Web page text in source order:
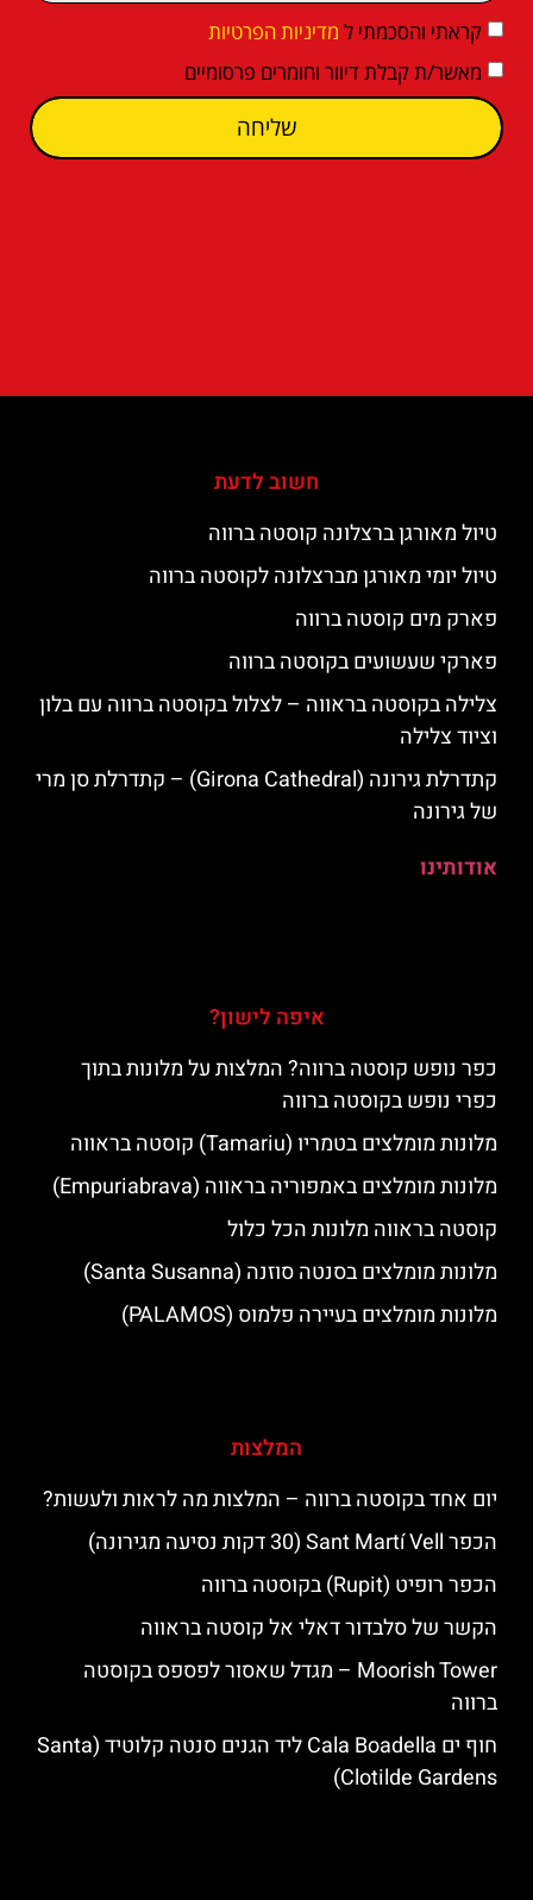
קראתי והסכמתי ל מדיניות הפרטיות
מאשר/ת קבלת דיוור וחומרים פרסומיים
שליחה
חשוב לדעת
טיול מאורגן ברצלונה קוסטה ברווה
טיול יומי מאורגן מברצלונה לקוסטה ברווה
פארק מים קוסטה ברווה
פארקי שעשועים בקוסטה ברווה
צלילה בקוסטה בראווה – לצלול בקוסטה ברווה עם בלון
וציוד צלילה
קתדרלת גירונה (Girona Cathedral) – קתדרלת סן מרי
של גירונה
אודותינו
איפה לישון?
כפר נופש קוסטה ברווה? המלצות על מלונות בתוך
כפרי נופש בקוסטה ברווה
מלונות מומלצים בטמריו (Tamariu) קוסטה בראווה
מלונות מומלצים באמפוריה בראווה (Empuriabrava)
קוסטה בראווה מלונות הכל כלול
מלונות מומלצים בסנטה סוזנה (Santa Susanna)
מלונות מומלצים בעיירה פלמוס (PALAMOS)
המלצות
יום אחד בקוסטה ברווה – המלצות מה לראות ולעשות?
הכפר Sant Martí Vell (30 דקות נסיעה מגירונה)
הכפר רופיט (Rupit) בקוסטה ברווה
הקשר של סלבדור דאלי אל קוסטה בראווה
‪‪Moorish Tower‬‬ – מגדל שאסור לפספס בקוסטה
ברווה
חוף ים Cala Boadella ליד הגנים סנטה קלוטיד (Santa
Clotilde Gardens)